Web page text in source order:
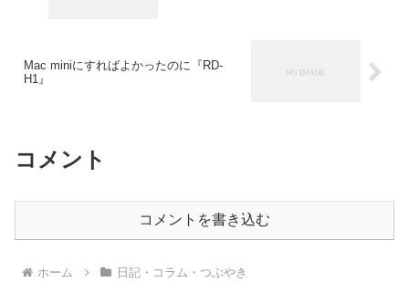
Mac miniにすればよかったのに『RD-
H1』
コメント
コメントを書き込む
ホーム 日記・コラム・つぶやき